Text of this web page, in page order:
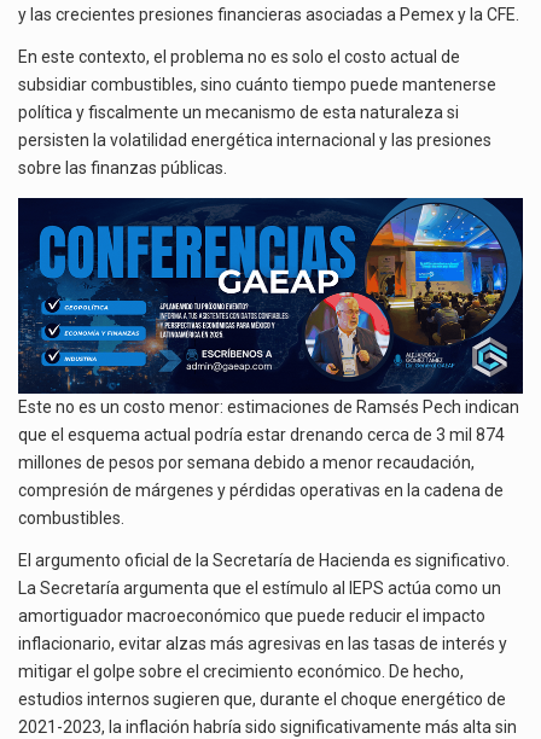
y las crecientes presiones financieras asociadas a Pemex y la CFE.
En este contexto, el problema no es solo el costo actual de
subsidiar combustibles, sino cuánto tiempo puede mantenerse
política y fiscalmente un mecanismo de esta naturaleza si
persisten la volatilidad energética internacional y las presiones
sobre las finanzas públicas.
Este no es un costo menor: estimaciones de Ramsés Pech indican
que el esquema actual podría estar drenando cerca de 3 mil 874
millones de pesos por semana debido a menor recaudación,
compresión de márgenes y pérdidas operativas en la cadena de
combustibles.
El argumento oficial de la Secretaría de Hacienda es significativo.
La Secretaría argumenta que el estímulo al IEPS actúa como un
amortiguador macroeconómico que puede reducir el impacto
inflacionario, evitar alzas más agresivas en las tasas de interés y
mitigar el golpe sobre el crecimiento económico. De hecho,
estudios internos sugieren que, durante el choque energético de
2021-2023, la inflación habría sido significativamente más alta sin